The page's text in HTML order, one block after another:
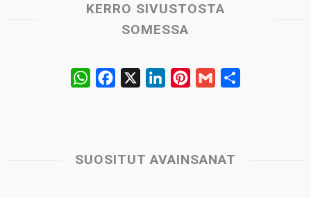
KERRO SIVUSTOSTA
SOMESSA
W
s
b
e
e
l
SUOSITUT AVAINSANAT